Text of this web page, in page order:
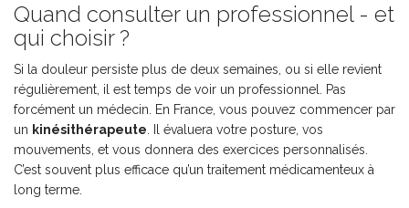
Quand consulter un professionnel - et
qui choisir ?
Si la douleur persiste plus de deux semaines, ou si elle revient
régulièrement, il est temps de voir un professionnel. Pas
forcément un médecin. En France, vous pouvez commencer par
un kinésithérapeute. Il évaluera votre posture, vos
mouvements, et vous donnera des exercices personnalisés.
C’est souvent plus efficace qu’un traitement médicamenteux à
long terme.